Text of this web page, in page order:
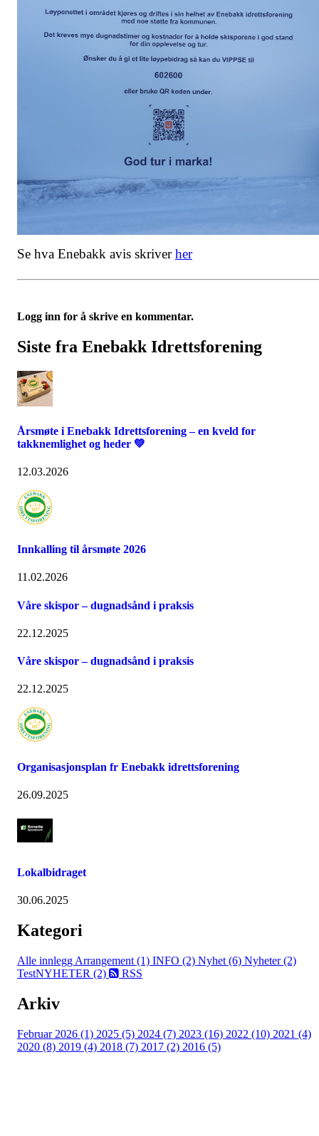
Se hva Enebakk avis skriverher
Logg inn for å skrive en kommentar.
Siste fra Enebakk Idrettsforening
Årsmøte i Enebakk Idrettsforening – en kveld for
takknemlighet og heder 💚
12.03.2026
Innkalling til årsmøte 2026
11.02.2026
Våre skispor – dugnadsånd i praksis
22.12.2025
Våre skispor – dugnadsånd i praksis
22.12.2025
Organisasjonsplan fr Enebakk idrettsforening
26.09.2025
Lokalbidraget
30.06.2025
Kategori
Alle innlegg Arrangement (1) INFO (2) Nyhet (6) Nyheter (2)
TestNYHETER (2)
RSS
Arkiv
Februar 2026 (1) 2025 (5) 2024 (7) 2023 (16) 2022 (10) 2021 (4)
2020 (8) 2019 (4) 2018 (7) 2017 (2) 2016 (5)